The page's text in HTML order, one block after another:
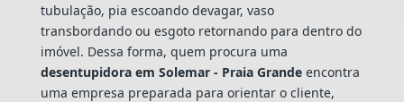
tubulação, pia escoando devagar, vaso
transbordando ou esgoto retornando para dentro do
imóvel. Dessa forma, quem procura uma
desentupidora em Solemar - Praia Grandeencontra
uma empresa preparada para orientar o cliente,